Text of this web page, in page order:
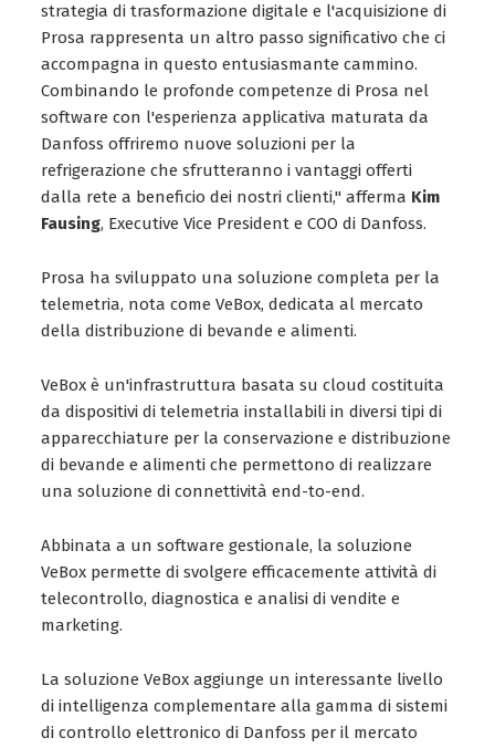
strategia di trasformazione digitale e l'acquisizione di
Prosa rappresenta un altro passo significativo che ci
accompagna in questo entusiasmante cammino.
Combinando le profonde competenze di Prosa nel
software con l'esperienza applicativa maturata da
Danfoss offriremo nuove soluzioni per la
refrigerazione che sfrutteranno i vantaggi offerti
dalla rete a beneficio dei nostri clienti," afferma Kim
Fausing, Executive Vice President e COO di Danfoss.
Prosa ha sviluppato una soluzione completa per la
telemetria, nota come VeBox, dedicata al mercato
della distribuzione di bevande e alimenti.
VeBox è un'infrastruttura basata su cloud costituita
da dispositivi di telemetria installabili in diversi tipi di
apparecchiature per la conservazione e distribuzione
di bevande e alimenti che permettono di realizzare
una soluzione di connettività end-to-end.
Abbinata a un software gestionale, la soluzione
VeBox permette di svolgere efficacemente attività di
telecontrollo, diagnostica e analisi di vendite e
marketing.
La soluzione VeBox aggiunge un interessante livello
di intelligenza complementare alla gamma di sistemi
di controllo elettronico di Danfoss per il mercato